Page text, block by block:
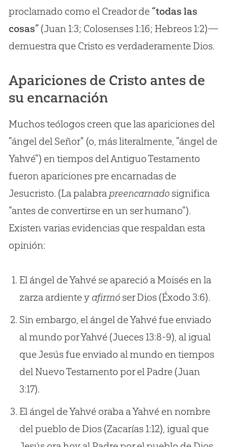
proclamado como el Creador de “todas las
cosas”(Juan 1:3; Colosenses 1:16; Hebreos 1:2)—
demuestra que Cristo es verdaderamente Dios.
Apariciones de Cristo antes de
su encarnación
Muchos teólogos creen que las apariciones del
"ángel del Señor" (o, más literalmente, "ángel de
Yahvé") en tiempos del Antiguo Testamento
fueron apariciones pre encarnadas de
Jesucristo. (La palabra preencarnadosignifica
"antes de convertirse en un ser humano").
Existen varias evidencias que respaldan esta
opinión:
El ángel de Yahvé se apareció a Moisés en la
zarza ardiente y afirmóser Dios (Éxodo 3:6).
Sin embargo, el ángel de Yahvé fue enviado
al mundo por Yahvé (Jueces 13:8-9), al igual
que Jesús fue enviado al mundo en tiempos
del Nuevo Testamento por el Padre (Juan
3:17).
El ángel de Yahvé oraba a Yahvé en nombre
del pueblo de Dios (Zacarías 1:12), igual que